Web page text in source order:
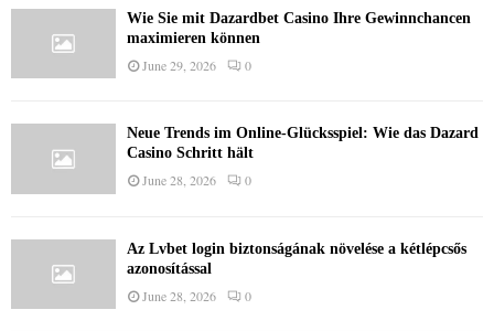
Wie Sie mit Dazardbet Casino Ihre Gewinnchancen
maximieren können
June 29, 2026 0
Neue Trends im Online-Glücksspiel: Wie das Dazard
Casino Schritt hält
June 28, 2026 0
Az Lvbet login biztonságának növelése a kétlépcsős
azonosítással
June 28, 2026 0